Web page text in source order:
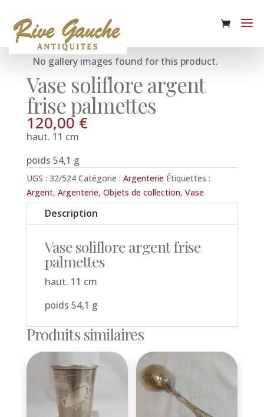
No gallery images found for this product.
Vase soliflore argent
frise palmettes
120,00€
haut. 11 cm
poids 54,1 g
UGS : 32/524 Catégorie : Argenterie Étiquettes :
Argent, Argenterie, Objets de collection, Vase
Description
Vase soliflore argent frise
palmettes
haut. 11 cm
poids 54,1 g
Produits similaires